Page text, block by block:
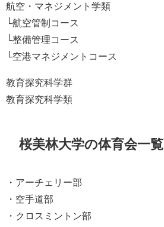
航空・マネジメント学類
└航空管制コース
└整備管理コース
└空港マネジメントコース
教育探究科学群
教育探究科学類
桜美林大学の体育会一覧
・アーチェリー部
・空手道部
・クロスミントン部